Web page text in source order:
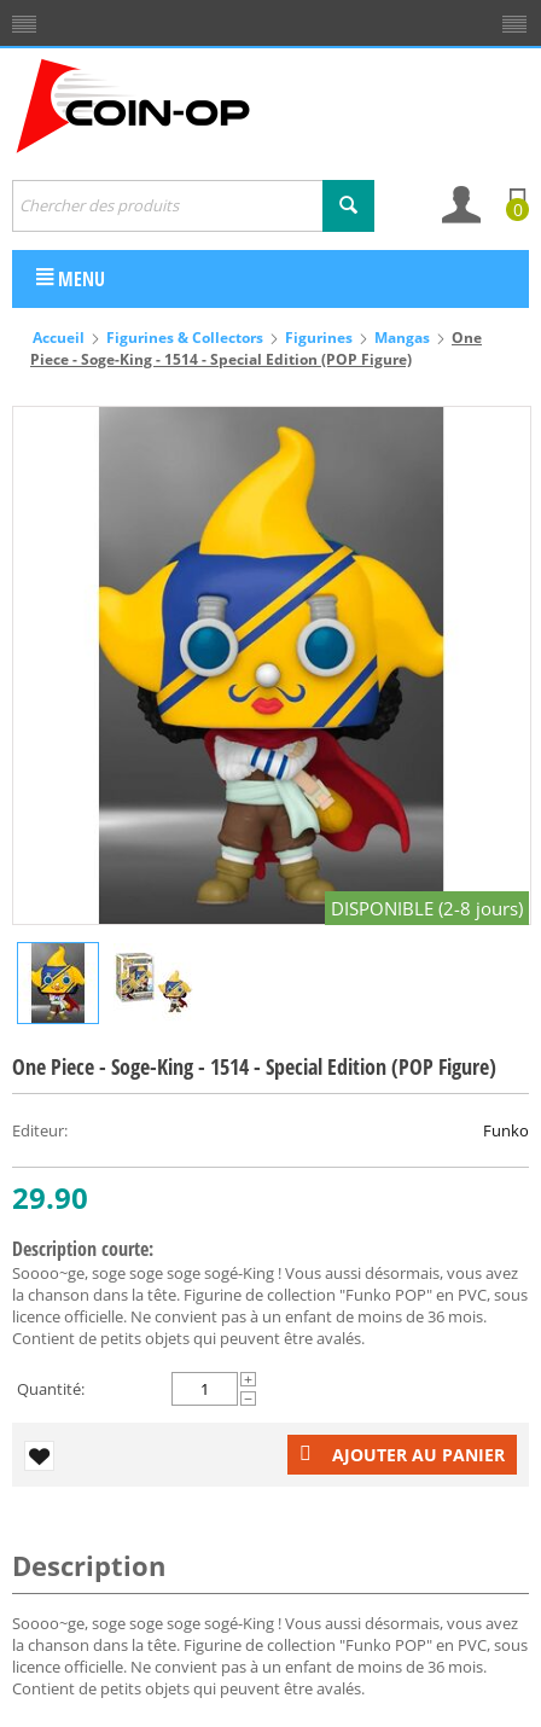
0
MENU
Accueil Figurines & Collectors Figurines Mangas
One
Piece - Soge-King - 1514 - Special Edition (POP Figure)
DISPONIBLE (2-8 jours)
One Piece - Soge-King - 1514 - Special Edition (POP Figure)
Editeur: Funko
29.90
Description courte:
Soooo~ge, soge soge soge sogé-King ! Vous aussi désormais, vous avez
la chanson dans la tête. Figurine de collection "Funko POP" en PVC, sous
licence officielle. Ne convient pas à un enfant de moins de 36 mois.
Contient de petits objets qui peuvent être avalés.
Quantité:
+
−
AJOUTER AU PANIER
Description
Soooo~ge, soge soge soge sogé-King ! Vous aussi désormais, vous avez
la chanson dans la tête. Figurine de collection "Funko POP" en PVC, sous
licence officielle. Ne convient pas à un enfant de moins de 36 mois.
Contient de petits objets qui peuvent être avalés.